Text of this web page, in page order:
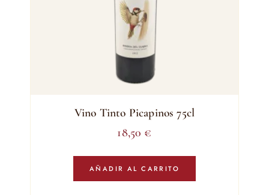
Vino Tinto Picapinos 75cl
18,50 €
AÑADIR AL CARRITO